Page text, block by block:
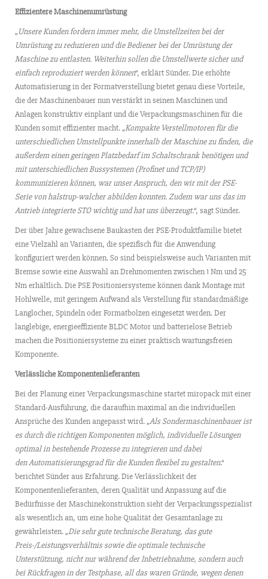
Effizientere Maschinenumrüstung
„Unsere Kunden fordern immer mehr, die Umstellzeiten bei der
Umrüstung zu reduzieren und die Bediener bei der Umrüstung der
Maschine zu entlasten. Weiterhin sollen die Umstellwerte sicher und
einfach reproduziert werden können“, erklärt Sünder. Die erhöhte
Automatisierung in der Formatverstellung bietet genau diese Vorteile,
die der Maschinenbauer nun verstärkt in seinen Maschinen und
Anlagen konstruktiv einplant und die Verpackungsmaschinen für die
Kunden somit effizienter macht. „Kompakte Verstellmotoren für die
unterschiedlichen Umstellpunkte innerhalb der Maschine zu finden, die
außerdem einen geringen Platzbedarf im Schaltschrank benötigen und
mit unterschiedlichen Bussystemen (Profinet und TCP/IP)
kommunizieren können, war unser Anspruch, den wir mit der PSE-
Serie von halstrup-walcher abbilden konnten. Zudem war uns das im
Antrieb integrierte STO wichtig und hat uns überzeugt.“, sagt Sünder.
Der über Jahre gewachsene Baukasten der PSE-Produktfamilie bietet
eine Vielzahl an Varianten, die spezifisch für die Anwendung
konfiguriert werden können. So sind beispielsweise auch Varianten mit
Bremse sowie eine Auswahl an Drehmomenten zwischen 1 Nm und 25
Nm erhältlich. Die PSE Positioniersysteme können dank Montage mit
Hohlwelle, mit geringem Aufwand als Verstellung für standardmäßige
Langlocher, Spindeln oder Formatbolzen eingesetzt werden. Der
langlebige, energieeffiziente BLDC Motor und batterielose Betrieb
machen die Positioniersysteme zu einer praktisch wartungsfreien
Komponente.
Verlässliche Komponentenlieferanten
Bei der Planung einer Verpackungsmaschine startet miropack mit einer
Standard-Ausführung, die daraufhin maximal an die individuellen
Ansprüche des Kunden angepasst wird. „Als Sondermaschinenbauer ist
es durch die richtigen Komponenten möglich, individuelle Lösungen
optimal in bestehende Prozesse zu integrieren und dabei
denAutomatisierungsgrad für die Kunden flexibel zu gestalten.“
berichtet Sünder aus Erfahrung. Die Verlässlichkeit der
Komponentenlieferanten, deren Qualität und Anpassung auf die
Bedürfnisse der Maschinekonstruktion sieht der Verpackungsspezialist
als wesentlich an, um eine hohe Qualität der Gesamtanlage zu
gewährleisten. „Die sehr gute technische Beratung, das gute
Preis-/Leistungsverhältnis sowie die optimale technische
Unterstützung, nicht nur während der Inbetriebnahme, sondern auch
bei Rückfragen in der Testphase, all das waren Gründe, wegen denen